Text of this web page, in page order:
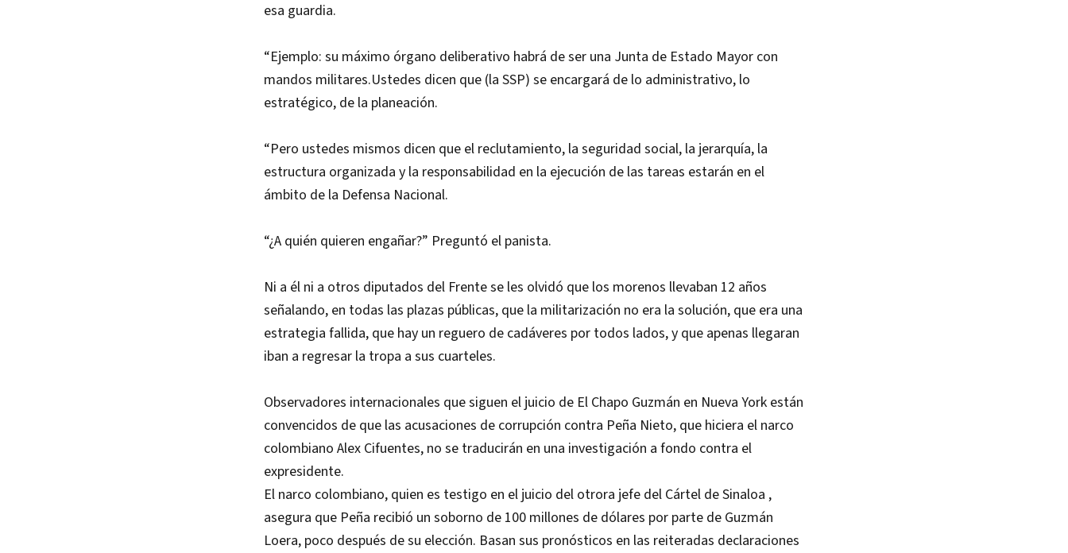
esa guardia.
“Ejemplo: su máximo órgano deliberativo habrá de ser una Junta de Estado Mayor con
mandos militares.Ustedes dicen que (la SSP) se encargará de lo administrativo, lo
estratégico, de la planeación.
“Pero ustedes mismos dicen que el reclutamiento, la seguridad social, la jerarquía, la
estructura organizada y la responsabilidad en la ejecución de las tareas estarán en el
ámbito de la Defensa Nacional.
“¿A quién quieren engañar?” Preguntó el panista.
Ni a él ni a otros diputados del Frente se les olvidó que los morenos llevaban 12 años
señalando, en todas las plazas públicas, que la militarización no era la solución, que era una
estrategia fallida, que hay un reguero de cadáveres por todos lados, y que apenas llegaran
iban a regresar la tropa a sus cuarteles.
Observadores internacionales que siguen el juicio de El Chapo Guzmán en Nueva York están
convencidos de que las acusaciones de corrupción contra Peña Nieto, que hiciera el narco
colombiano Alex Cifuentes, no se traducirán en una investigación a fondo contra el
expresidente.
El narco colombiano, quien es testigo en el juicio del otrora jefe del Cártel de Sinaloa ,
asegura que Peña recibió un soborno de 100 millones de dólares por parte de Guzmán
Loera, poco después de su elección. Basan sus pronósticos en las reiteradas declaraciones